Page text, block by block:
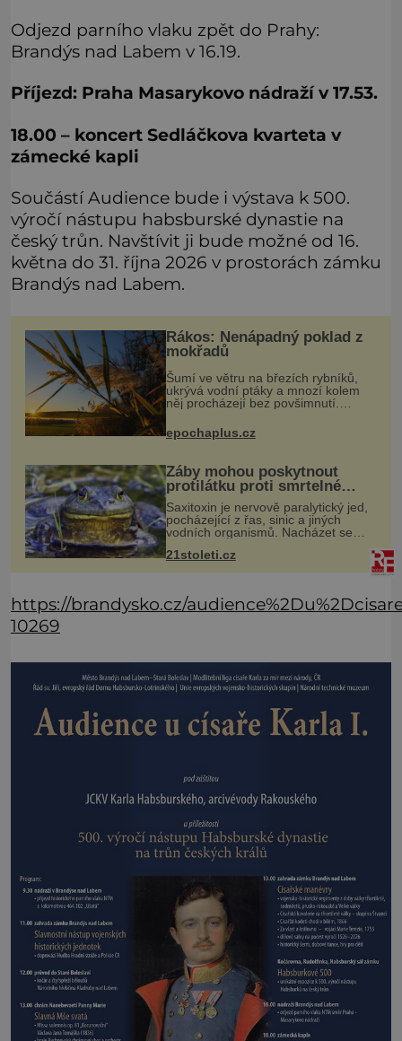
Odjezd parního vlaku zpět do Prahy:
Brandýs nad Labem v 16.19.
Příjezd: Praha Masarykovo nádraží v 17.53.
18.00 – koncert Sedláčkova kvarteta v
zámecké kapli
Součástí Audience bude i výstava k 500.
výročí nástupu habsburské dynastie na
český trůn. Navštívit ji bude možné od 16.
května do 31. října 2026 v prostorách zámku
Brandýs nad Labem.
Rákos: Nenápadný poklad z
mokřadů
Šumí ve větru na březích rybníků,
ukrývá vodní ptáky a mnozí kolem
něj procházejí bez povšimnutí.
Přesto právě rákos pomáhal stavět
domy, vyrábět lodě, zapisovat první
texty a inspiroval řadu pověstí.
epochaplus.cz
Žáby mohou poskytnout
protilátku proti smrtelné
otravě měkkýši
Saxitoxin je nervově paralytický jed,
pocházející z řas, sinic a jiných
vodních organismů. Nacházet se
mlžích, jako jsou ústřice nebo slávky.
K příznakům otravy patří
21stoleti.cz
https://brandysko.cz/
10269